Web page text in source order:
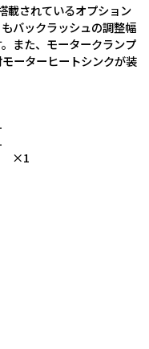
されているオプション
バックラッシュの調整幅
また、モータークランプ
ーターヒートシンクが装
×1